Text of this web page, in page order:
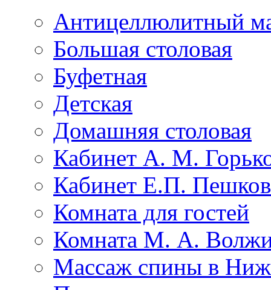
Антицеллюлитный
Большая столовая
Буфетная
Детская
Домашняя столовая
Кабинет А. М.
Кабинет Е.П.
Комната для гостей
Комната М. А.
Массаж спины в